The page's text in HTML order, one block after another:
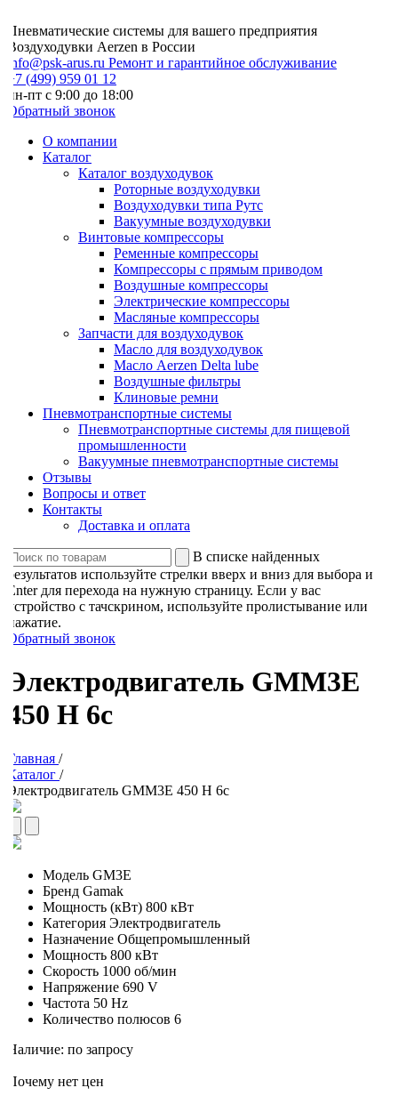
системы для вашего предприятия
Aerzen в России
arus.ruРемонт и гарантийное обслуживание
(499) 959 01 12
пт с 9:00 до 18:00
звонок
О компании
Каталог
Каталог воздуходувок
Роторные воздуходувки
Воздуходувки типа Рутс
Вакуумные воздуходувки
Винтовые компрессоры
Ременные компрессоры
Компрессоры с прямым приводом
Воздушные компрессоры
Электрические компрессоры
Масляные компрессоры
Запчасти для воздуходувок
Масло для воздуходувок
Масло Aerzen Delta lube
Воздушные фильтры
Клиновые ремни
Пневмотранспортные системы
Пневмотранспортные системы для пищевой
промышленности
Вакуумные пневмотранспортные системы
Отзывы
Вопросы и ответ
Контакты
Доставка и оплата
В списке найденных
используйте стрелки вверх и вниз для выбора и
для перехода на нужную страницу. Если у вас
с тачскрином, используйте пролистывание или
звонок
GMM3E
H 6c
/
/
GMM3E 450 H 6c
Модель GM3E
Бренд Gamak
Мощность (кВт) 800 кВт
Категория Электродвигатель
Назначение Общепромышленный
Мощность 800 кВт
Скорость 1000 об/мин
Напряжение 690 V
Частота 50 Hz
Количество полюсов 6
по запросу
нет цен